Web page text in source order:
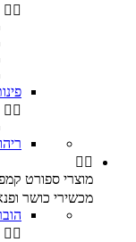
 
 
 
מוצרי ספורט
מכשירי כושר
 